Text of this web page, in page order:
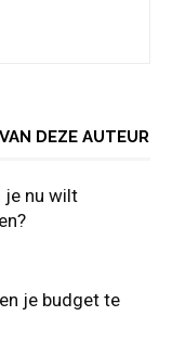
DEZE AUTEUR
je nu wilt
je budget te